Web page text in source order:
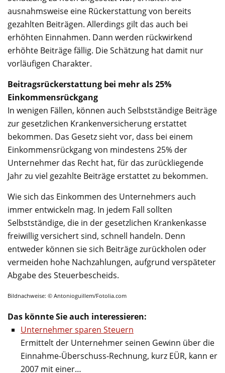
ausnahmsweise eine Rückerstattung von bereits
gezahlten Beiträgen. Allerdings gilt das auch bei
erhöhten Einnahmen. Dann werden rückwirkend
erhöhte Beiträge fällig. Die Schätzung hat damit nur
vorläufigen Charakter.
Beitragsrückerstattung bei mehr als 25%
Einkommensrückgang
In wenigen Fällen, können auch Selbstständige Beiträge
zur gesetzlichen Krankenversicherung erstattet
bekommen. Das Gesetz sieht vor, dass bei einem
Einkommensrückgang von mindestens 25% der
Unternehmer das Recht hat, für das zurückliegende
Jahr zu viel gezahlte Beiträge erstattet zu bekommen.
Wie sich das Einkommen des Unternehmers auch
immer entwickeln mag. In jedem Fall sollten
Selbstständige, die in der gesetzlichen Krankenkasse
freiwillig versichert sind, schnell handeln. Denn
entweder können sie sich Beiträge zurückholen oder
vermeiden hohe Nachzahlungen, aufgrund verspäteter
Abgabe des Steuerbescheids.
Bildnachweise: © Antonioguillem/Fotolia.com
Das könnte Sie auch interessieren:
Unternehmer sparen Steuern
Ermittelt der Unternehmer seinen Gewinn über die
Einnahme-Überschuss-Rechnung, kurz EÜR, kann er
2007 mit einer…